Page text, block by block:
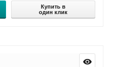
Купить в
один клик